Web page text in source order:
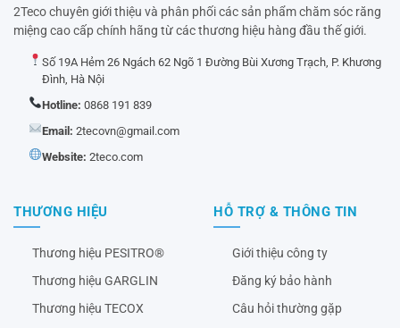
2Teco chuyên giới thiệu và phân phối các sản phẩm chăm sóc răng
miệng cao cấp chính hãng từ các thương hiệu hàng đầu thế giới.
Số 19A Hẻm 26 Ngách 62 Ngõ 1 Đường Bùi Xương Trạch, P. Khương
Đình, Hà Nội
Hotline: 0868 191 839
Email: 2tecovn@gmail.com
Website: 2teco.com
THƯƠNG HIỆU
Thương hiệu PESITRO®
Thương hiệu GARGLIN
Thương hiệu TECOX
HỖ TRỢ & THÔNG TIN
Giới thiệu công ty
Đăng ký bảo hành
Câu hỏi thường gặp